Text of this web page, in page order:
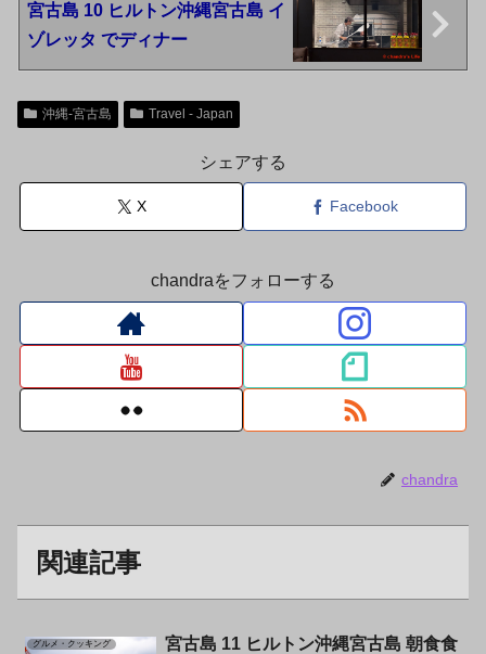
宮古島 10 ヒルトン沖縄宮古島 イ
ゾレッタ でディナー
沖縄-宮古島 Travel - Japan
シェアする
X Facebook
chandraをフォローする
chandra
関連記事
グルメ・クッキング
宮古島 11 ヒルトン沖縄宮古島 朝食食